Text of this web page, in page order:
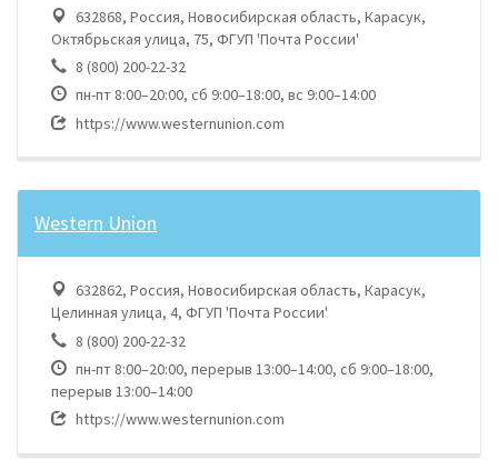
632868, Россия, Новосибирская область, Карасук,
Октябрьская улица, 75, ФГУП 'Почта России'
8 (800) 200-22-32
пн-пт 8:00–20:00, сб 9:00–18:00, вс 9:00–14:00
https://www.westernunion.com
Western Union
632862, Россия, Новосибирская область, Карасук,
Целинная улица, 4, ФГУП 'Почта России'
8 (800) 200-22-32
пн-пт 8:00–20:00, перерыв 13:00–14:00, сб 9:00–18:00,
перерыв 13:00–14:00
https://www.westernunion.com